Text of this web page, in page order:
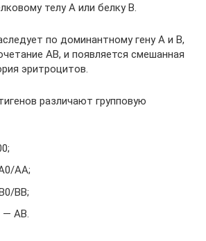
телу A или белку B.
по доминантному гену A и B,
AB, и появляется смешанная
эритроцитов.
различают групповую
AA;
BB;
— AB.